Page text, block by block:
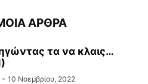
ΑΡΘΡΑ
τα να κλαις…
- 10 Νοεμβρίου, 2022